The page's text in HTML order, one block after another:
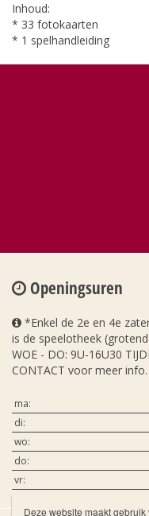
Inhoud:
* 33 fotokaarten
* 1 spelhandleiding
Openingsuren
*Enkel de 2e en 4e
is de speelotheek
WOE - DO: 9U-16U30
CONTACT voor meer info.
ma:
di:
wo:
do:
vr:
Deze website maakt gebruik